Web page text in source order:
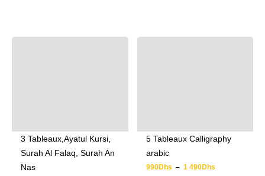
3 Tableaux,Ayatul Kursi,
Surah Al Falaq, Surah An
Nas
5 Tableaux Calligraphy
arabic
990Dhs – 1 490Dhs